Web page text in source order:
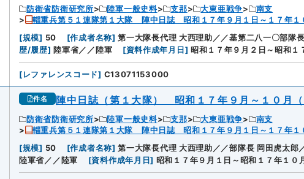
防衛省防衛研究所 陸軍一般史料 支那 大東亜戦争
南支
輜重兵第５１連隊第１大隊 陣中日誌 昭和１７年９月１日～１７年１
[規模] 50 [作成者名称] 第一大隊長代理 大西理助／／基第二八一〇部隊
歴/履歴] 陸軍省／／陸軍 [資料作成年月日] 昭和１７年９月２日～昭和１
[レファレンスコード] C13071153000
件名 陣中日誌（第１大隊） 昭和１７年９月～１０月（
防衛省防衛研究所 陸軍一般史料 支那 大東亜戦争
南支
輜重兵第５１連隊第１大隊 陣中日誌 昭和１７年９月１日～１７年１
[規模] 50 [作成者名称] 第一大隊長代理 大西理助／／部隊長 岡田虎太郎
陸軍省／／陸軍
[資料作成年月日] 昭和１７年９月１日～昭和１７年１０